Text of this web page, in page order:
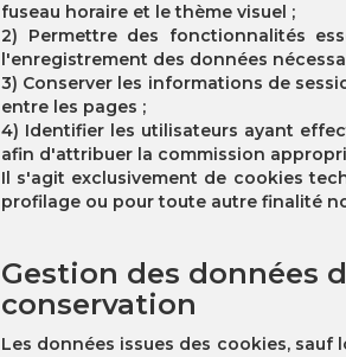
fuseau horaire et le thème visuel ;
2) Permettre des fonctionnalités
l'enregistrement des données
3) Conserver les informations de
entre les pages ;
4) Identifier les utilisateurs ayant
afin d'attribuer la commission
Il s'agit exclusivement de cookies
profilage ou pour toute autre finalité
Gestion des données
conservation
Les données issues des cookies, sauf